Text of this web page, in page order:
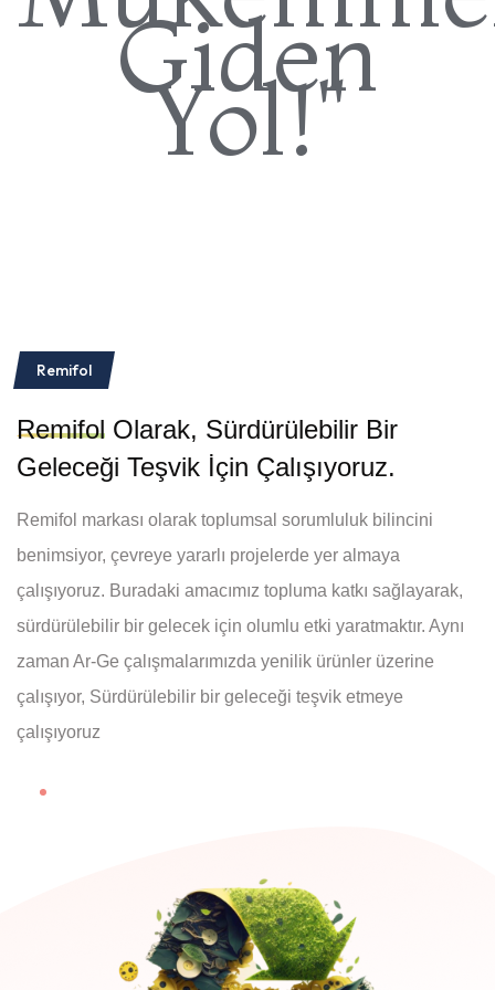
Giden
Yol!"
Remifol
Remifol Olarak, Sürdürülebilir Bir
Geleceği Teşvik İçin Çalışıyoruz.
Remifol markası olarak toplumsal sorumluluk bilincini
benimsiyor, çevreye yararlı projelerde yer almaya
çalışıyoruz. Buradaki amacımız topluma katkı sağlayarak,
sürdürülebilir bir gelecek için olumlu etki yaratmaktır. Aynı
zaman Ar-Ge çalışmalarımızda yenilik ürünler üzerine
çalışıyor, Sürdürülebilir bir geleceği teşvik etmeye
çalışıyoruz